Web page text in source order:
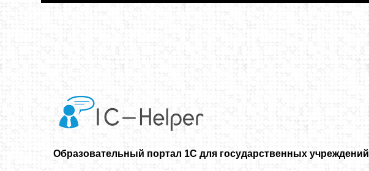
Образовательный портал 1С для государственных учреждений